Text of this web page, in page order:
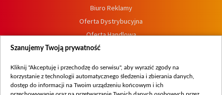
Biuro Reklamy
Oferta Dystrybucyjna
Oferta Handlowa
Dostępność
Procedura zgłoszeń wewnętrznych
Szanujemy Twoją prywatność
Kliknij "Akceptuję i przechodzę do serwisu", aby wyrazić zgody na
korzystanie z technologii automatycznego śledzenia i zbierania danych,
dostęp do informacji na Twoim urządzeniu końcowym i ich